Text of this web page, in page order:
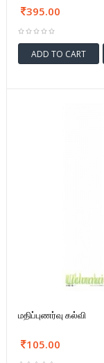
395.00
ADD TO CART
மதிப்புணர்வு கல்வி
105.00